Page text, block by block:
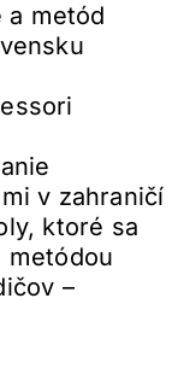
metód
v zahraničí
ktoré sa
metódou
–